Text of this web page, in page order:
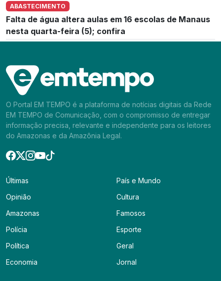
ABASTECIMENTO
Falta de água altera aulas em 16 escolas de Manaus
nesta quarta-feira (5); confira
O Portal EM TEMPO é a plataforma de notícias digitais da Rede
EM TEMPO de Comunicação, com o compromisso de entregar
informação precisa, relevante e independente para os leitores
do Amazonas e da Amazônia Legal.
Últimas
Opinião
Amazonas
Polícia
Política
Economia
País e Mundo
Cultura
Famosos
Esporte
Geral
Jornal